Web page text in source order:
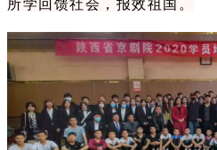
所学回馈社会，报效祖国。